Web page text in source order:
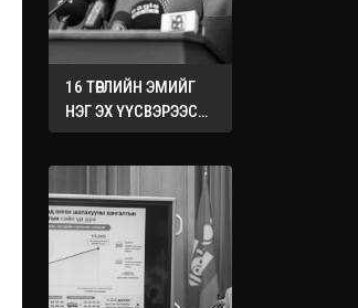
16 ТӨРЛИЙН ЭМИЙГ
НЭГ ЭХ ҮҮСВЭРЭЭС
ХУДАЛДАН АВАХ